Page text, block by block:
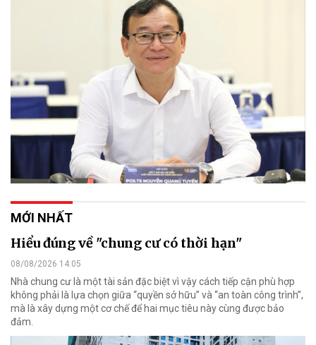
MỚI NHẤT
Hiểu đúng về "chung cư có thời hạn"
08/08/2026 14:05
Nhà chung cư là một tài sản đặc biệt vì vậy cách tiếp cận phù hợp
không phải là lựa chọn giữa “quyền sở hữu” và “an toàn công trình”,
mà là xây dựng một cơ chế để hai mục tiêu này cùng được bảo
đảm.